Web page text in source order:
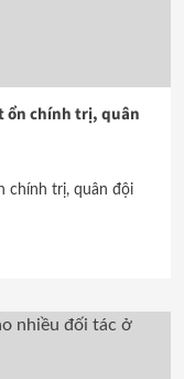
ổn chính trị, quân
chính trị, quân đội